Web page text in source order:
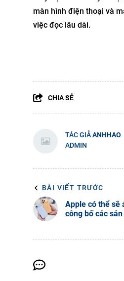
màn hình điện thoại và
việc đọc lâu dài.
CHIA SẺ
TÁC GIẢANHHAO
ADMIN
BÀI VIẾT TRƯỚC
Apple có thể sẽ
công bố các